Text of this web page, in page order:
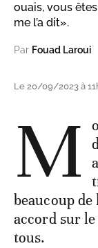
ouais, vous êtes
me l’a dit».
Par Fouad Laroui
Le 20/09/2023 à
M
beaucoup
accord sur
tous.